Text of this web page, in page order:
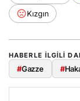
Kızgın
HABERLE ILGILI
#Gazze #